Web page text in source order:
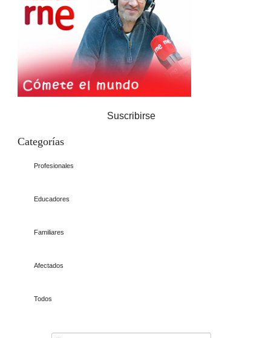
Suscribirse
Categorías
Profesionales
Educadores
Familiares
Afectados
Todos